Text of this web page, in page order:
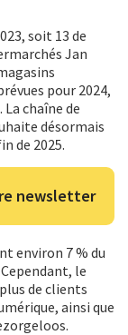
soit 13 de
Jan
pour 2024,
chaîne de
désormais
de 2025.
newsletter
environ 7 % du
le
de clients
ainsi que